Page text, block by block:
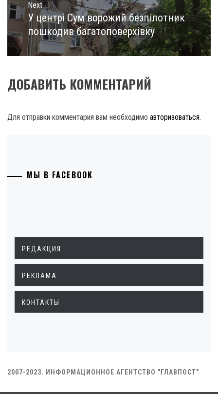
Next
Next
post:
У центрі Сум ворожий безпілотник
пошкодив багатоповерхівку
ДОБАВИТЬ КОММЕНТАРИЙ
Для отправки комментария вам необходимо авторизоваться.
МЫ В FACEBOOK
РЕДАКЦИЯ
РЕКЛАМА
КОНТАКТЫ
2007-2023. ИНФОРМАЦИОННОЕ АГЕНТСТВО "ГЛАВПОСТ"